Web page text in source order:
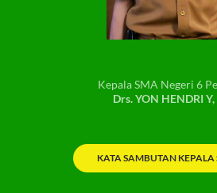
Kepala SMA Negeri 6
Drs. YON HENDRI
KATA SAMBUTAN KEPALA